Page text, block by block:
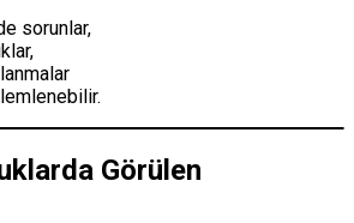
sorunlar,
Görülen